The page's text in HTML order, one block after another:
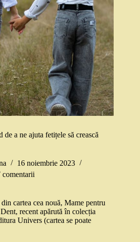
de a ne ajuta fetițele să crească
16 noiembrie 2023
comentarii
cartea cea nouă, Mame pentru
recent apărută în colecția
Univers (cartea se poate